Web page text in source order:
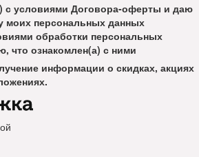
с условиями Договора-оферты и даю
моих персональных данных
обработки персональных
что ознакомлен(а) с ними
информации о скидках, акциях